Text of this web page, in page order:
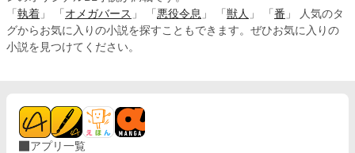
「 執着 」 「 オメガバース 」 「 悪役令息 」 「 獣人 」 「 番 」 人気のタ
グからお気に入りの小説を探すこともできます。ぜひお気に入りの
小説を見つけてください。
アプリ一覧